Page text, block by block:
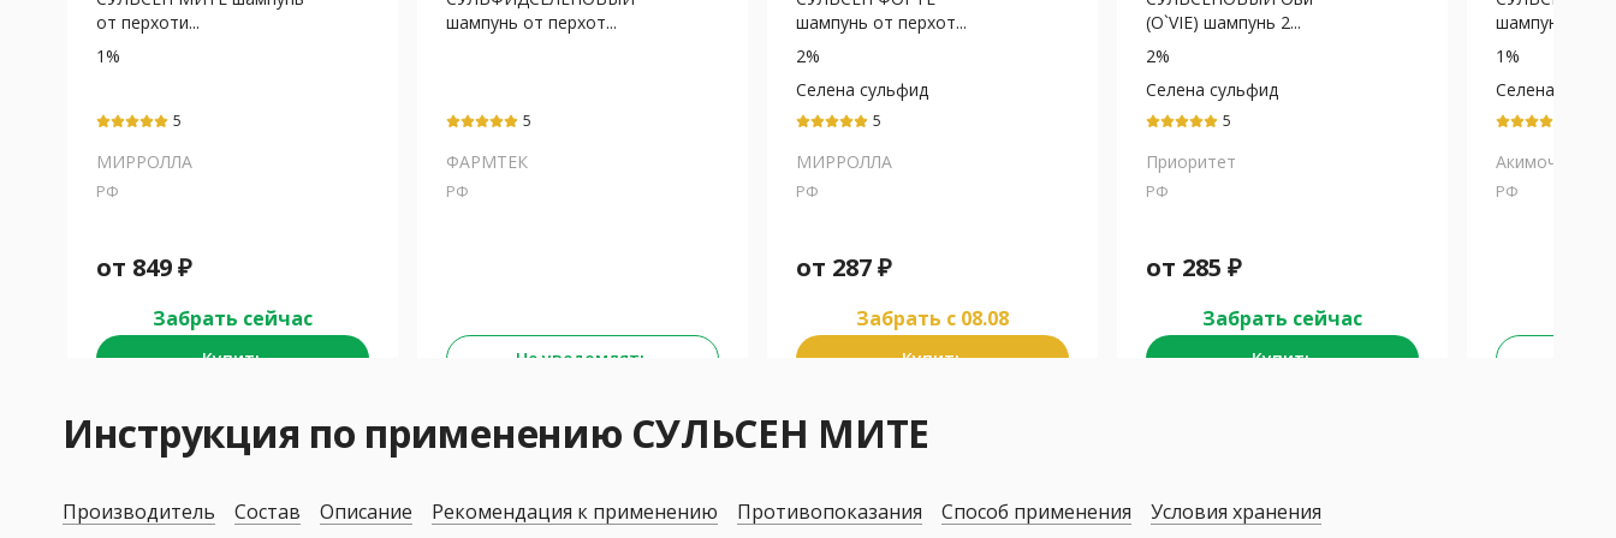
от перхоти...
1%
5
МИРРОЛЛА
РФ
от 849₽
Забрать сейчас
Купить
шампунь от перхот...
5
ФАРМТЕК
РФ
Не уведомлять
шампунь от перхот...
2%
Селена сульфид
5
МИРРОЛЛА
РФ
от 287₽
Забрать c 08.08
Купить
(O`VIE) шампунь 2...
2%
Селена сульфид
5
Приоритет
РФ
от 285 ₽
Забрать сейчас
Купить
шампунь от
1%
Селена
Акимочкин ИП
РФ
Инструкция по применению СУЛЬСЕН МИТЕ
Производитель Состав Описание Рекомендация к применению Противопоказания Способ применения Условия хранения